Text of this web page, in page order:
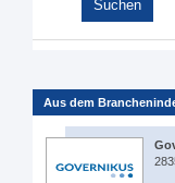
Aus dem